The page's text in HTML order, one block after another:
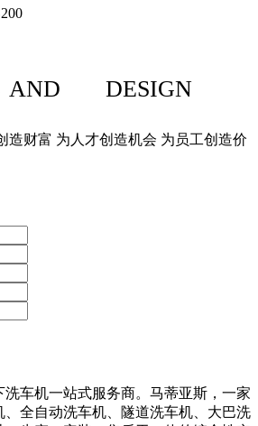
AND DESIGN
造财富 为人才创造机会 为员工创造价
车机一站式服务商。马蒂亚斯，一家
全自动洗车机、隧道洗车机、大巴洗